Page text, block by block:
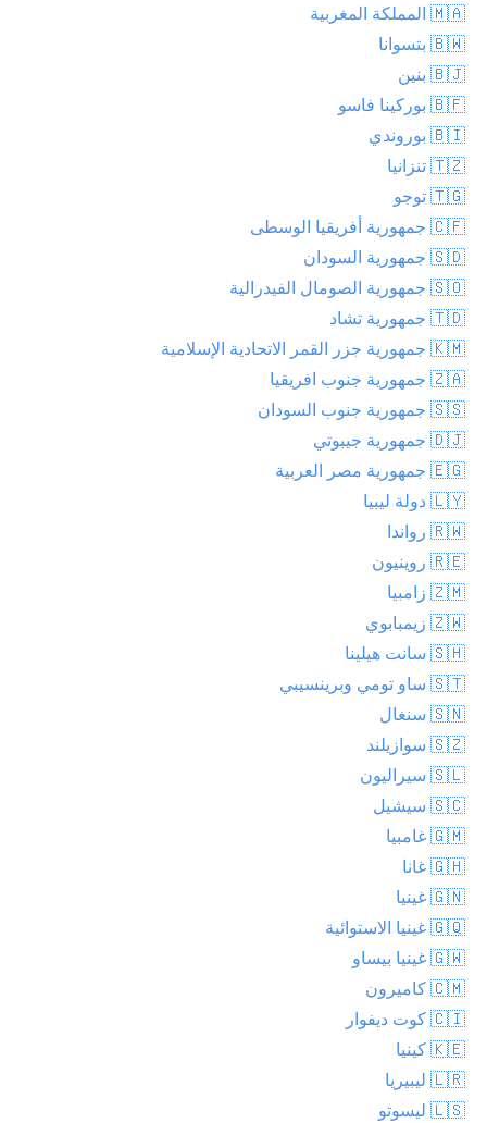
🇲🇦 المملكة المغربية
🇧🇼 بتسوانا
🇧🇯 بنين
🇧🇫 بوركينا فاسو
🇧🇮 بوروندي
🇹🇿 تنزانيا
🇹🇬 توجو
🇨🇫 جمهورية أفريقيا الوسطى
🇸🇩 جمهورية السودان
🇸🇴 جمهورية الصومال الفيدرالية
🇹🇩 جمهورية تشاد
🇰🇲 جمهورية جزر القمر الاتحادية الإسلامية
🇿🇦 جمهورية جنوب افريقيا
🇸🇸 جمهورية جنوب السودان
🇩🇯 جمهورية جيبوتي
🇪🇬 جمهورية مصر العربية
🇱🇾 دولة ليبيا
🇷🇼 رواندا
🇷🇪 روينيون
🇿🇲 زامبيا
🇿🇼 زيمبابوي
🇸🇭 سانت هيلينا
🇸🇹 ساو تومي وبرينسيبي
🇸🇳 سنغال
🇸🇿 سوازيلند
🇸🇱 سيراليون
🇸🇨 سيشيل
🇬🇲 غامبيا
🇬🇭 غانا
🇬🇳 غينيا
🇬🇶 غينيا الاستوائية
🇬🇼 غينيا بيساو
🇨🇲 كاميرون
🇨🇮 كوت ديفوار
🇰🇪 كينيا
🇱🇷 ليبيريا
🇱🇸 ليسوتو